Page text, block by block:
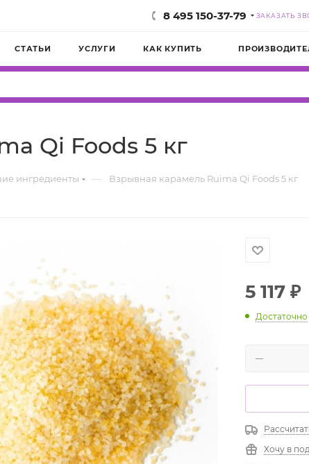
8 495 150-37-79 ЗАКАЗАТЬ
СТАТЬИ УСЛУГИ КАК КУПИТЬ
Qi Foods 5 кг
ингредиенты — Взрывная карамель Ruima Qi Foods 5 кг
5 117 ₽
Достаточно
Хочу в